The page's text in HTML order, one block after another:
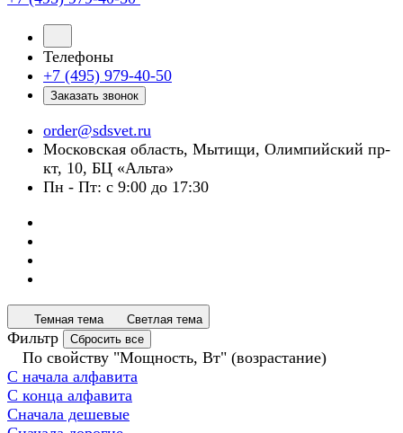
Телефоны
+7 (495) 979-40-50
Заказать звонок
order@sdsvet.ru
Московская область, Мытищи, Олимпийский пр-
кт, 10, БЦ «Альта»
Пн - Пт: с 9:00 до 17:30
Темная тема Светлая тема
Фильтр Сбросить все
По свойству "Мощность, Вт" (возрастание)
С начала алфавита
С конца алфавита
Сначала дешевые